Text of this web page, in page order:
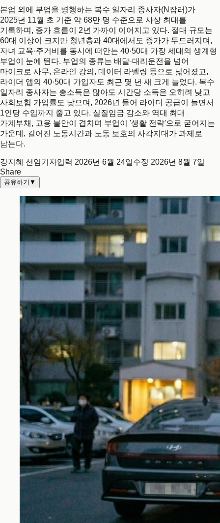
본업 외에 부업을 병행하는 복수 일자리 종사자(N잡러)가
2025년 11월 초 기준 약 68만 명 수준으로 사상 최대를
기록하며, 증가 흐름이 2년 가까이 이어지고 있다. 절대 규모는
60대 이상이 크지만 청년층과 40대에서도 증가가 두드러지며,
자녀 교육·주거비를 동시에 떠안는 40·50대 가장 세대의 생계형
부업이 눈에 띈다. 부업의 종류는 배달·대리운전을 넘어
마이크로 사무, 온라인 강의, 데이터 라벨링 등으로 넓어졌고,
라이더 앱의 40·50대 가입자도 최근 몇 년 새 크게 늘었다. 복수
일자리 종사자는 총소득은 많아도 시간당 소득은 오히려 낮고
사회보험 가입률도 낮으며, 2026년 들어 라이더 공급이 늘면서
1인당 수입까지 줄고 있다. 실질임금 감소와 역대 최대
가계부채, 고용 불안이 겹치며 부업이 '생활 전략'으로 굳어지는
가운데, 길어진 노동시간과 노동 보호의 사각지대가 과제로
남는다.
강지혜 선임기자입력 2026년 6월 24일수정 2026년 8월 7일
Share
공유하기 ▼